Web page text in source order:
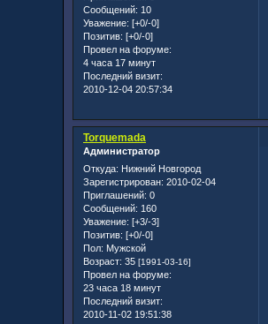
Сообщений: 10
Уважение: [+0/-0]
Позитив: [+0/-0]
Провел на форуме:
4 часа 17 минут
Последний визит:
2010-12-04 20:57:34
Torquemada
Администратор
Откуда: Нижний Новгород
Зарегистрирован: 2010-02-04
Приглашений: 0
Сообщений: 160
Уважение: [+3/-3]
Позитив: [+0/-0]
Пол: Мужской
Возраст: 35 [1991-03-16]
Провел на форуме:
23 часа 18 минут
Последний визит:
2010-11-02 19:51:38